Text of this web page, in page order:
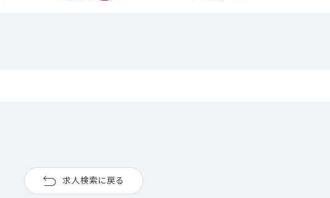
求人検索に戻る